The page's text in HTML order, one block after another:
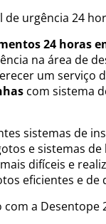
urgência 24
24 horas
na área de
um serviço
com sistema
sistemas de
e sistemas
difíceis e
eficientes e de
a Desentope